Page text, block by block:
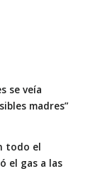
se veía
madres”
todo el
el gas a las